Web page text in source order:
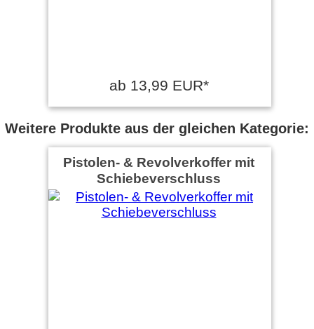
ab 13,99 EUR*
Weitere Produkte aus der gleichen Kategorie:
Pistolen- & Revolverkoffer mit
Schiebeverschluss